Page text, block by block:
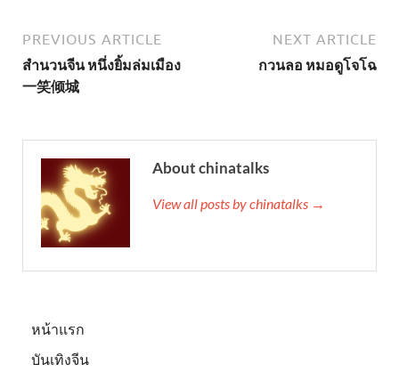
PREVIOUS ARTICLE
สำนวนจีน หนึ่งยิ้มล่มเมือง
一笑倾城
NEXT ARTICLE
กวนลอ หมอดูโจโฉ
About chinatalks
View all posts by chinatalks →
หน้าแรก
บันเทิงจีน